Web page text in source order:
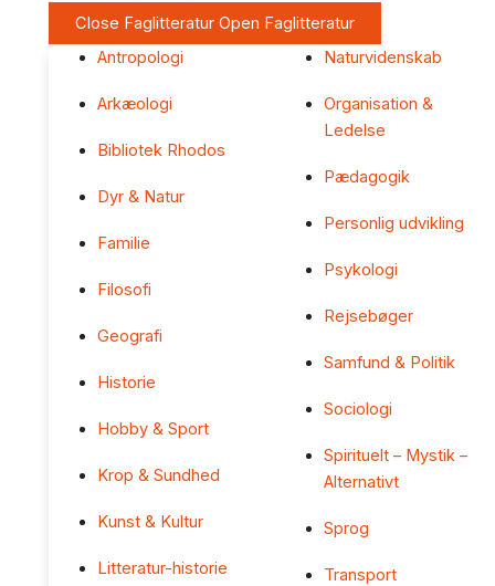
Close Faglitteratur Open Faglitteratur
Antropologi
Arkæologi
Bibliotek Rhodos
Dyr & Natur
Familie
Filosofi
Geografi
Historie
Hobby & Sport
Krop & Sundhed
Kunst & Kultur
Litteratur-historie
Naturvidenskab
Organisation &
Ledelse
Pædagogik
Personlig udvikling
Psykologi
Rejsebøger
Samfund & Politik
Sociologi
Spirituelt – Mystik –
Alternativt
Sprog
Transport